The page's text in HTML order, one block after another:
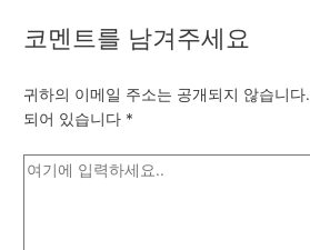
코멘트를 남겨주세요
귀하의 이메일 주소는 공개되지 않습니다.
되어 있습니다 *